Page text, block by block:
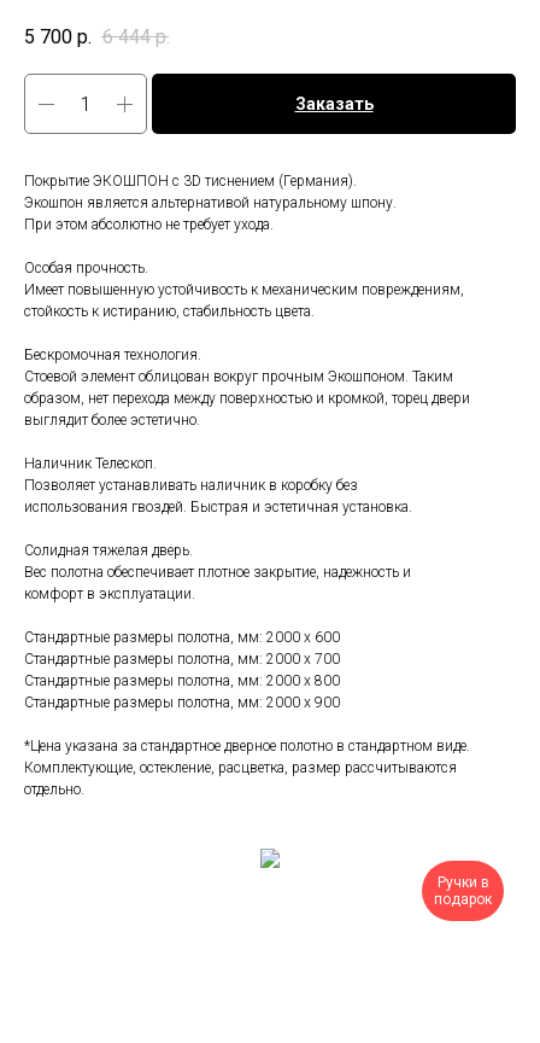
5 700 р. 6 444 р.
Заказать
Покрытие ЭКОШПОН с 3D тиснением (Германия).
Экошпон является альтернативой натуральному шпону.
При этом абсолютно не требует ухода.
Особая прочность.
Имеет повышенную устойчивость к механическим повреждениям,
стойкость к истиранию, стабильность цвета.
Бескромочная технология.
Стоевой элемент облицован вокруг прочным Экошпоном. Таким
образом, нет перехода между поверхностью и кромкой, торец двери
выглядит более эстетично.
Наличник Телескоп.
Позволяет устанавливать наличник в коробку без
использования гвоздей. Быстрая и эстетичная установка.
Солидная тяжелая дверь.
Вес полотна обеспечивает плотное закрытие, надежность и
комфорт в эксплуатации.
Стандартные размеры полотна, мм: 2000 x 600
Стандартные размеры полотна, мм: 2000 x 700
Стандартные размеры полотна, мм: 2000 x 800
Стандартные размеры полотна, мм: 2000 x 900
*Цена указана за стандартное дверное полотно в стандартном виде.
Комплектующие, остекление, расцветка, размер рассчитываются
отдельно.
Ручки в
подарок